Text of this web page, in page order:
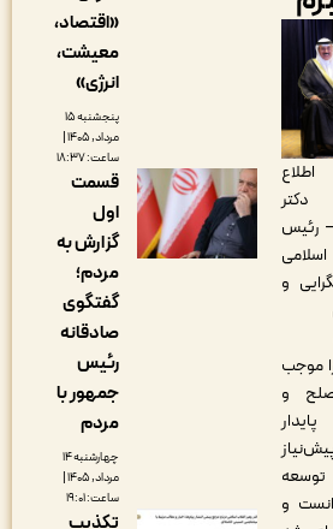
«اقتصاد،
معیشت،
پنجشنبه ۱۵
مرداد, ۱۴۰۵ |
قسمت
اول
گزارش به
گفتگوی
صادقانه
جمهور با
چهارشنبه ۱۴
مرداد, ۱۴۰۵ |
تکذیب